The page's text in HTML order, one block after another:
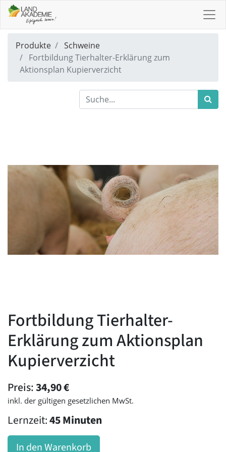
Produkte
Schweine
Fortbildung Tierhalter-Erklärung zum
Aktionsplan Kupierverzicht
Fortbildung Tierhalter-
Erklärung zum Aktionsplan
Kupierverzicht
Preis:34,90€
inkl. der gültigen gesetzlichen MwSt.
Lernzeit:45 Minuten
In den Warenkorb